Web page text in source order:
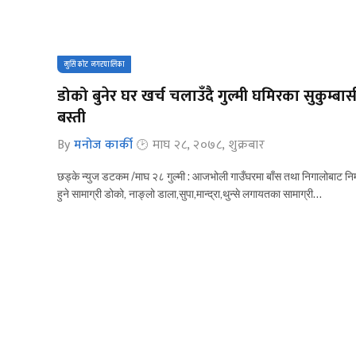
मुसिकोट नगरपालिका
डोको बुनेर घर खर्च चलाउँदै गुल्मी घमिरका
बस्ती
By मनोज कार्की माघ २८, २०७८, शुक्रबार
छड्के न्युज डटकम /माघ २८ गुल्मी : आजभोली गाउँघरमा बाँस तथा निगालोबाट
हुने सामाग्री डोको, नाङ्लो डाला,सुपा,मान्द्रा,थुन्से लगायतका सामाग्री…